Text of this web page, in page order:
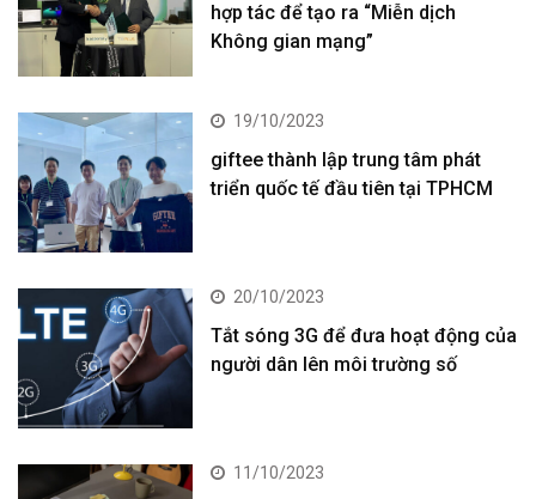
hợp tác để tạo ra “Miễn dịch
Không gian mạng”
19/10/2023
giftee thành lập trung tâm phát
triển quốc tế đầu tiên tại TPHCM
20/10/2023
Tắt sóng 3G để đưa hoạt động của
người dân lên môi trường số
11/10/2023